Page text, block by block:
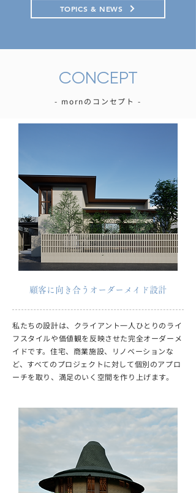
TOPICS & NEWS
CONCEPT
- mornのコンセプト -
顧客に向き合うオーダーメイド設計
私たちの設計は、クライアント一人ひとりのライ
フスタイルや価値観を反映させた完全オーダーメ
イドです。住宅、商業施設、リノベーションな
ど、すべてのプロジェクトに対して個別のアプロ
ーチを取り、満足のいく空間を作り上げます。